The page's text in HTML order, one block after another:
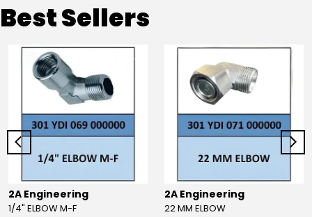
Best Sellers
2A Engineering
1/4" ELBOW M-F
2A Engineering
22 MM ELBOW